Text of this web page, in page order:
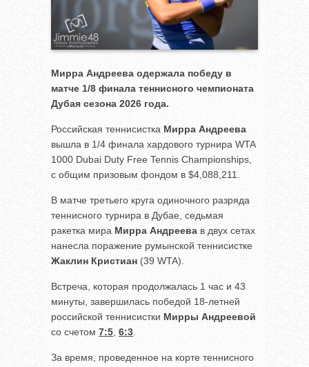
Мирра Андреева одержала победу в
матче 1/8 финала теннисного чемпионата
Дубая сезона 2026 года.
Российская теннисистка Мирра Андреева
вышла в 1/4 финала хардового турнира WTA
1000 Dubai Duty Free Tennis Championships,
с общим призовым фондом в $4,088,211.
В матче третьего круга одиночного разряда
теннисного турнира в Дубае, седьмая
ракетка мира Мирра Андреева в двух сетах
нанесла поражение румынской теннисистке
Жаклин Кристиан (39 WTA).
Встреча, которая продолжалась 1 час и 43
минуты, завершилась победой 18-летней
российской теннисистки Мирры Андреевой
со счетом 7:5 6:3
За время, проведенное на корте теннисного